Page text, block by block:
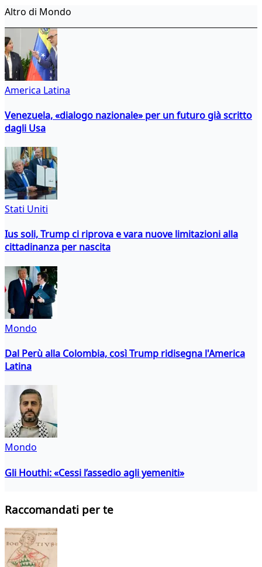
Altro di Mondo
America Latina
Venezuela, «dialogo nazionale» per un futuro già scritto
dagli Usa
Stati Uniti
Ius soli, Trump ci riprova e vara nuove limitazioni alla
cittadinanza per nascita
Mondo
Dal Perù alla Colombia, così Trump ridisegna l'America
Latina
Mondo
Gli Houthi: «Cessi l’assedio agli yemeniti»
Raccomandati per te